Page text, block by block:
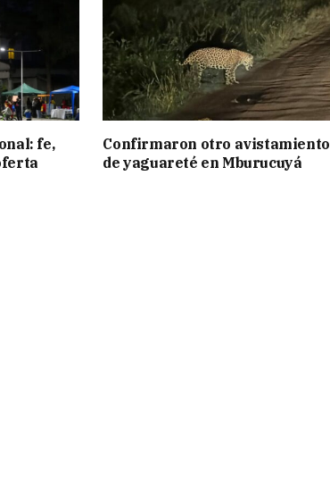
fe,
Confirmaron otro avistamiento
de yaguareté en Mburucuyá